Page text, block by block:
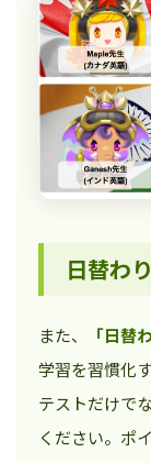
日替わ
また、 「日替
学習を習慣化
テストだけで
ください。ポ